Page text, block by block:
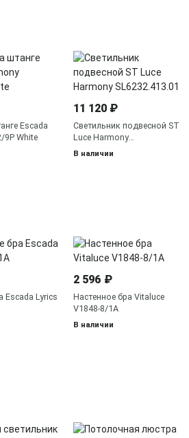
Escada
9P White
11 120 ₽
Светильник подвесной ST
Luce Harmony
SL6232.413.01
В наличии
Escada Lyrics
2 596 ₽
Настенное бра Vitaluce
V1848-8/1A
В наличии